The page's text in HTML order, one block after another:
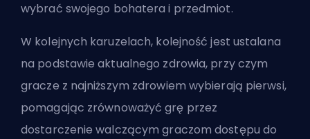
wybrać swojego bohatera i przedmiot.
W kolejnych karuzelach, kolejność jest ustalana
na podstawie aktualnego zdrowia, przy czym
gracze z najniższym zdrowiem wybierają pierwsi,
pomagając zrównoważyć grę przez
dostarczenie walczącym graczom dostępu do